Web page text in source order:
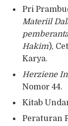
Pri
Materiil
Hakim),
Karya.
Herziene
Nomor 44.
Kitab
Peraturan